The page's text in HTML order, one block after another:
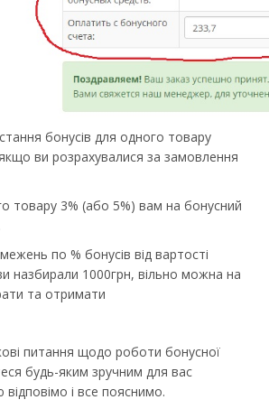
бонусів для одного товару
ви розрахувалися за замовлення
товару 3% (або 5%) вам на бонусний
по % бонусів від вартості
назбирали 1000грн, вільно можна на
та отримати
питання щодо роботи бонусної
будь-яким зручним для вас
і все пояснимо.